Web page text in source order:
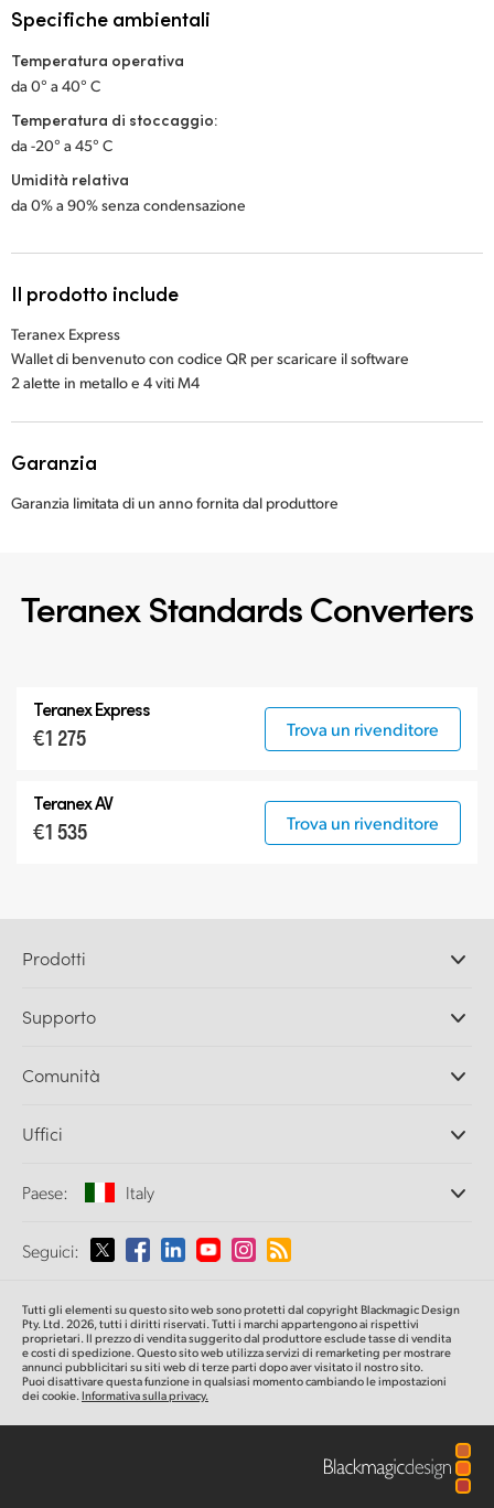
Specifiche ambientali
Temperatura operativa
da 0° a 40° C
Temperatura di stoccaggio:
da -20° a 45° C
Umidità relativa
da 0% a 90% senza condensazione
Il prodotto include
Teranex Express
Wallet di benvenuto con codice QR per scaricare il software
2 alette in metallo e 4 viti M4
Garanzia
Garanzia limitata di un anno fornita dal produttore
Teranex Standards Converters
Teranex Express
€1 275 Trova un rivenditore
Teranex AV
€1 535 Trova un rivenditore
Prodotti
DaVinci Resolve e Fusion
Ultimatte
Acquisizione e riproduzione
Conversione di standard
Monitoraggio
Archiviazione in rete
Routing e distribuzione
Streaming e codifica
Supporto
Centro assistenza
Comunità
Uffici
Chi siamo
Media
Paese: Italy
Seleziona un Paese
Australia
Austria
Seguici:
Tutti gli elementi su questo sito web sono protetti dal copyright Blackmagic Design
Pty. Ltd. 2026, tutti i diritti riservati. Tutti i marchi appartengono ai rispettivi
proprietari. Il prezzo di vendita suggerito dal produttore esclude tasse di vendita
e costi di spedizione. Questo sito web utilizza servizi di remarketing per mostrare
annunci pubblicitari su siti web di terze parti dopo aver visitato il nostro sito.
Puoi disattivare questa funzione in qualsiasi momento cambiando le impostazioni
dei cookie.Informativa sulla privacy.